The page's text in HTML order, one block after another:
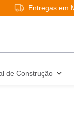
Entregas em
de Construção